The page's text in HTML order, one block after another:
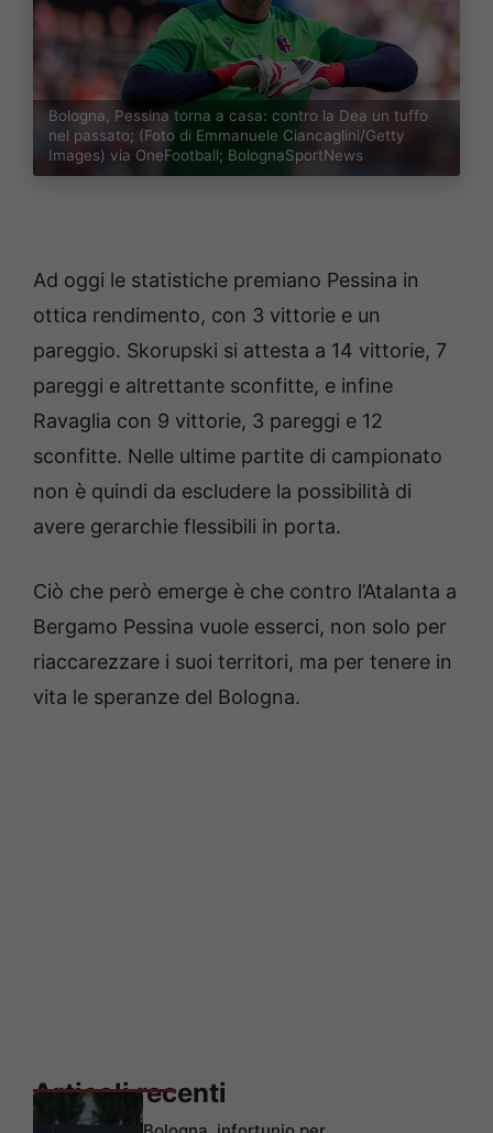
Bologna, Pessina torna a casa: contro la Dea un tuffo
nel passato; (Foto di Emmanuele Ciancaglini/Getty
Images) via OneFootball; BolognaSportNews
Ad oggi le statistiche premiano Pessina in
ottica rendimento, con 3 vittorie e un
pareggio. Skorupski si attesta a 14 vittorie, 7
pareggi e altrettante sconfitte, e infine
Ravaglia con 9 vittorie, 3 pareggi e 12
sconfitte. Nelle ultime partite di campionato
non è quindi da escludere la possibilità di
avere gerarchie flessibili in porta.
Ciò che però emerge è che contro l’Atalanta a
Bergamo Pessina vuole esserci, non solo per
riaccarezzare i suoi territori, ma per tenere in
vita le speranze del Bologna.
Articoli recenti